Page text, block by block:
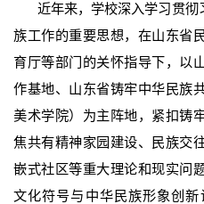
近年来，学校深入学习贯彻
族工作的重要思想，在山东省
育厅等部门的关怀指导下，以
作基地、山东省铸牢中华民族
美术学院）为主阵地，紧扣铸
焦共有精神家园建设、民族交
嵌式社区等重大理论和现实问
文化符号与中华民族形象创